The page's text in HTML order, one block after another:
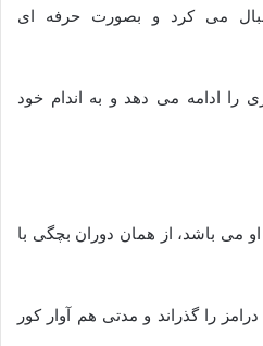
می کرد و بصورت حرفه ای
را ادامه می دهد و به اندام خود
می باشد، از همان دوران بچگی با
را گذراند و مدتی هم آوار کور